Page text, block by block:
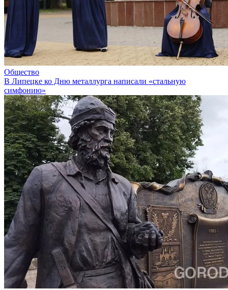
Общество
В Липецке ко Дню металлурга написали «стальную
симфонию»